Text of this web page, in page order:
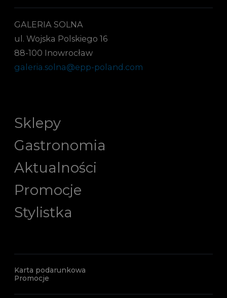
GALERIA SOLNA
ul. Wojska Polskiego 16
88-100 Inowrocław
galeria.solna@epp-poland.com
Sklepy
Gastronomia
Aktualności
Promocje
Stylistka
Karta podarunkowa
Promocje